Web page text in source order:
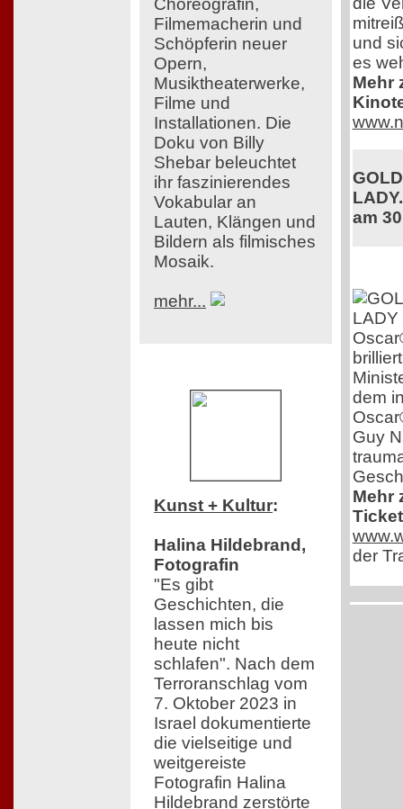
Choreografin,
Filmemacherin und
Schöpferin neuer
Opern,
Musiktheaterwerke,
Filme und
Installationen. Die
Doku von Billy
Shebar beleuchtet
ihr faszinierendes
Vokabular an
Lauten, Klängen und
Bildern als filmisches
Mosaik.
mehr...
Kunst + Kultur:
Halina Hildebrand,
Fotografin
"Es gibt
Geschichten, die
lassen mich bis
heute nicht
schlafen". Nach dem
Terroranschlag vom
7. Oktober 2023 in
Israel dokumentierte
die vielseitige und
weitgereiste
Fotografin Halina
Hildebrand zerstörte
und
es
Mehr
am
dem
Guy
Mehr
der